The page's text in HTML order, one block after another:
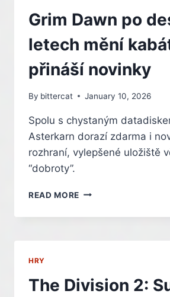
Grim Dawn po
letech mění
přináší novinky
By bittercat January 10, 2026
Spolu s chystaným
Asterkarn dorazí zdarma i
rozhraní, vylepšené uložiště
“dobroty”.
READ MORE GRIM
PO
A
PŘINÁŠÍ
HRY
The Division 2: